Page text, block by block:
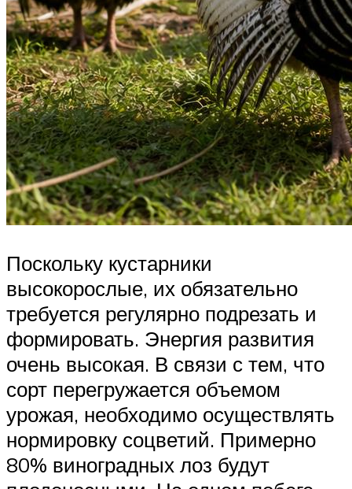
Поскольку кустарники
высокорослые, их обязательно
требуется регулярно подрезать и
формировать. Энергия развития
очень высокая. В связи с тем, что
сорт перегружается объемом
урожая, необходимо осуществлять
нормировку соцветий. Примерно
80% виноградных лоз будут